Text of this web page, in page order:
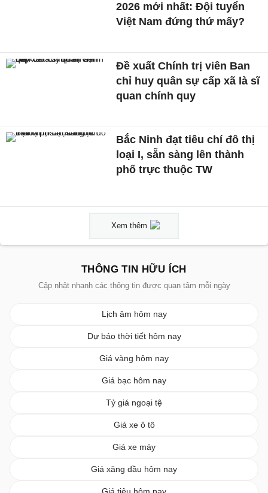
2026 mới nhất: Đội tuyển
Việt Nam đứng thứ mấy?
Đề xuất Chính trị viên Ban
chỉ huy quân sự cấp xã là sĩ
quan chính quy
Bắc Ninh đạt tiêu chí đô thị
loại I, sẵn sàng lên thành
phố trực thuộc TW
Xem thêm
THÔNG TIN HỮU ÍCH
Cập nhật nhanh các thông tin được quan tâm mỗi ngày
Lịch âm hôm nay
Dự báo thời tiết hôm nay
Giá vàng hôm nay
Giá bạc hôm nay
Tỷ giá ngoại tệ
Giá xe ô tô
Giá xe máy
Giá xăng dầu hôm nay